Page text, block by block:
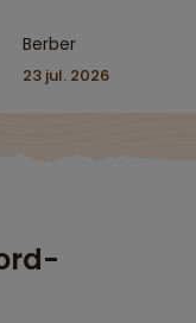
Berber
23 jul. 2026